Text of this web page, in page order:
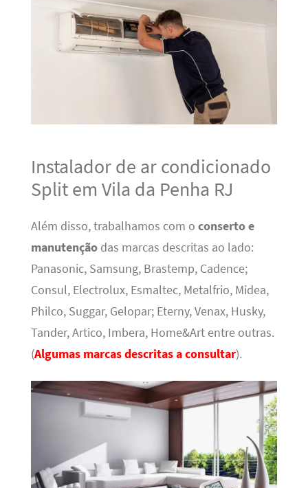
Instalador de ar condicionado
Split em Vila da Penha RJ
Além disso, trabalhamos com o conserto e
manutençãodas marcas descritas ao lado:
Panasonic, Samsung, Brastemp, Cadence;
Consul, Electrolux, Esmaltec, Metalfrio, Midea,
Philco, Suggar, Gelopar; Eterny, Venax, Husky,
Tander, Artico, Imbera, Home&Art entre outras.
(Algumas marcas descritas a consultar).